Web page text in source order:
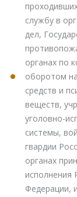
службу в
дел,
органах по
оборотом
средств и
веществ,
уголовно-
системы,
гвардии
органах
исполнения
Федерации,